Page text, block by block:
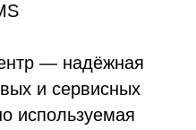
— надёжная
и сервисных
используемая